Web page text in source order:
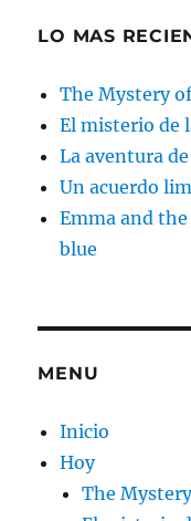
LO MAS
The Mystery
El misterio de
La aventura
Un acuerdo
Emma and
blue
MENU
Inicio
Hoy
The